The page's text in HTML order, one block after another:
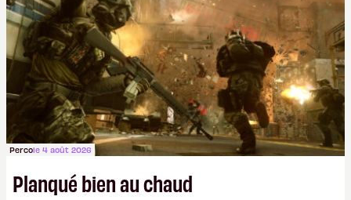
FCetBattlefield, puis virer le reste.P.
Percole 4 août 2026
Planqué bien au chaud